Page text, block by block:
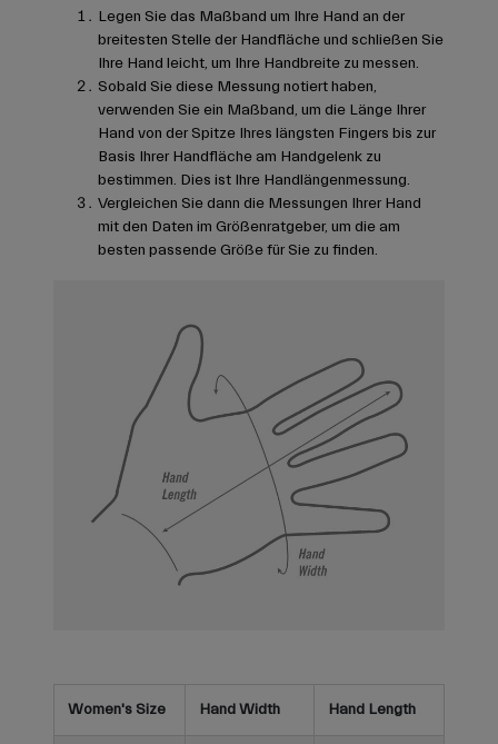
Legen Sie das Maßband um Ihre Hand an der
breitesten Stelle der Handfläche und schließen Sie
Ihre Hand leicht, um Ihre Handbreite zu messen.
Sobald Sie diese Messung notiert haben,
verwenden Sie ein Maßband, um die Länge Ihrer
Hand von der Spitze Ihres längsten Fingers bis zur
Basis Ihrer Handfläche am Handgelenk zu
bestimmen. Dies ist Ihre Handlängenmessung.
Vergleichen Sie dann die Messungen Ihrer Hand
mit den Daten im Größenratgeber, um die am
besten passende Größe für Sie zu finden.
Women's Size Hand Width Hand Length